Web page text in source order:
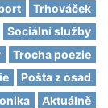
Trhováček
Sociální služby
Trocha poezie
Pošta z osad
Aktuálně